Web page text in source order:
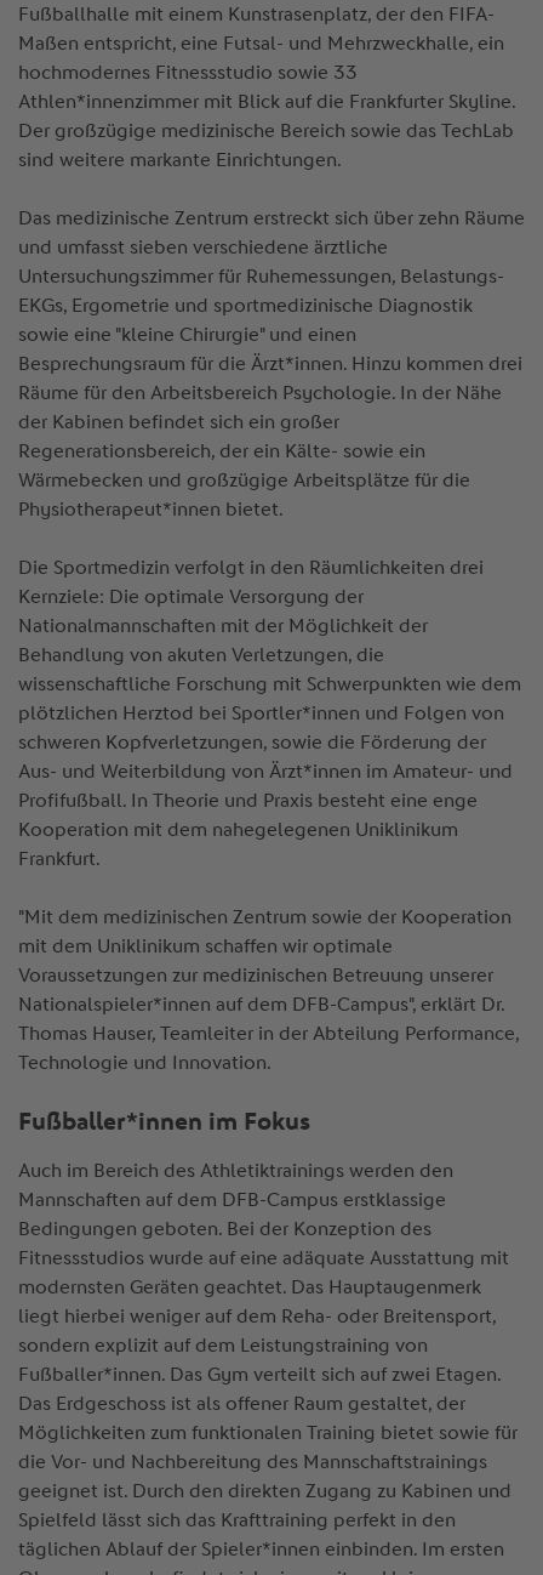
Fußballhalle mit einem Kunstrasenplatz, der den FIFA-
Maßen entspricht, eine Futsal- und Mehrzweckhalle, ein
hochmodernes Fitnessstudio sowie 33
Athlen*innenzimmer mit Blick auf die Frankfurter Skyline.
Der großzügige medizinische Bereich sowie das TechLab
sind weitere markante Einrichtungen.
Das medizinische Zentrum erstreckt sich über zehn Räume
und umfasst sieben verschiedene ärztliche
Untersuchungszimmer für Ruhemessungen, Belastungs-
EKGs, Ergometrie und sportmedizinische Diagnostik
sowie eine "kleine Chirurgie" und einen
Besprechungsraum für die Ärzt*innen. Hinzu kommen drei
Räume für den Arbeitsbereich Psychologie. In der Nähe
der Kabinen befindet sich ein großer
Regenerationsbereich, der ein Kälte- sowie ein
Wärmebecken und großzügige Arbeitsplätze für die
Physiotherapeut*innen bietet.
Die Sportmedizin verfolgt in den Räumlichkeiten drei
Kernziele: Die optimale Versorgung der
Nationalmannschaften mit der Möglichkeit der
Behandlung von akuten Verletzungen, die
wissenschaftliche Forschung mit Schwerpunkten wie dem
plötzlichen Herztod bei Sportler*innen und Folgen von
schweren Kopfverletzungen, sowie die Förderung der
Aus- und Weiterbildung von Ärzt*innen im Amateur- und
Profifußball. In Theorie und Praxis besteht eine enge
Kooperation mit dem nahegelegenen Uniklinikum
Frankfurt.
"Mit dem medizinischen Zentrum sowie der Kooperation
mit dem Uniklinikum schaffen wir optimale
Voraussetzungen zur medizinischen Betreuung unserer
Nationalspieler*innen auf dem DFB-Campus", erklärt Dr.
Thomas Hauser, Teamleiter in der Abteilung Performance,
Technologie und Innovation.
Fußballer*innen im Fokus
Auch im Bereich des Athletiktrainings werden den
Mannschaften auf dem DFB-Campus erstklassige
Bedingungen geboten. Bei der Konzeption des
Fitnessstudios wurde auf eine adäquate Ausstattung mit
modernsten Geräten geachtet. Das Hauptaugenmerk
liegt hierbei weniger auf dem Reha- oder Breitensport,
sondern explizit auf dem Leistungstraining von
Fußballer*innen. Das Gym verteilt sich auf zwei Etagen.
Das Erdgeschoss ist als offener Raum gestaltet, der
Möglichkeiten zum funktionalen Training bietet sowie für
die Vor- und Nachbereitung des Mannschaftstrainings
geeignet ist. Durch den direkten Zugang zu Kabinen und
Spielfeld lässt sich das Krafttraining perfekt in den
täglichen Ablauf der Spieler*innen einbinden. Im ersten